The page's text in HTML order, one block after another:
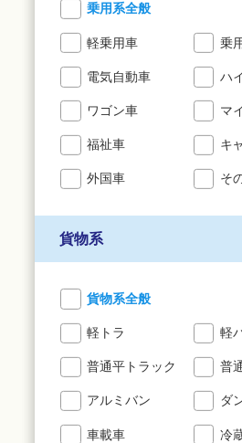
乗用系全般
軽乗用車 乗
電気自動車 ハ
ワゴン車 マ
福祉車 キ
外国車 そ
貨物系
貨物系全般
軽トラ 軽
普通平トラック 普
アルミバン ダ
車載車 冷